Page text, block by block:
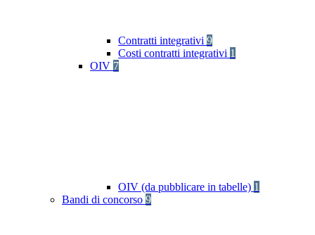
Contratti integrativi 9
Costi contratti integrativi 1
OIV 7
OIV (da pubblicare in tabelle) 1
Bandi di concorso 9